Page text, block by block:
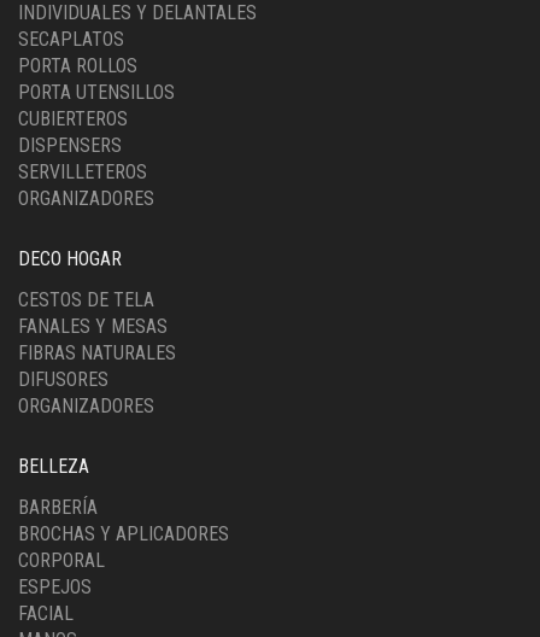
INDIVIDUALES Y DELANTALES
SECAPLATOS
PORTA ROLLOS
PORTA UTENSILLOS
CUBIERTEROS
DISPENSERS
SERVILLETEROS
ORGANIZADORES
DECO HOGAR
CESTOS DE TELA
FANALES Y MESAS
FIBRAS NATURALES
DIFUSORES
ORGANIZADORES
BELLEZA
BARBERÍA
BROCHAS Y APLICADORES
CORPORAL
ESPEJOS
FACIAL